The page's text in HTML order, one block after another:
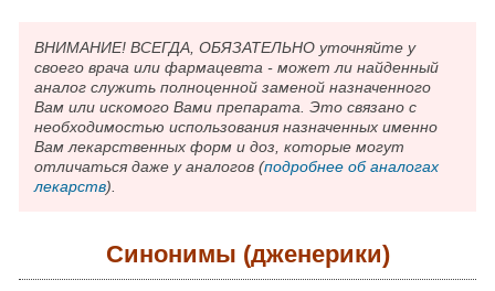
ВНИМАНИЕ! ВСЕГДА, ОБЯЗАТЕЛЬНО уточняйте у
своего врача или фармацевта - может ли найденный
аналог служить полноценной заменой назначенного
Вам или искомого Вами препарата. Это связано с
необходимостью использования назначенных именно
Вам лекарственных форм и доз, которые могут
отличаться даже у аналогов (подробнее об аналогах
лекарств).
Синонимы (дженерики)